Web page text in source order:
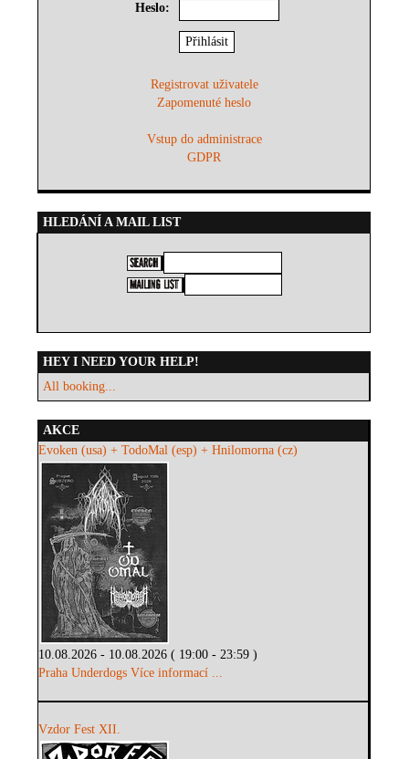
Heslo:
Registrovat uživatele
Zapomenuté heslo
Vstup do administrace
GDPR
HLEDÁNÍ A MAIL LIST
HEY I NEED YOUR HELP!
All booking...
AKCE
Evoken (usa) + TodoMal (esp) + Hnilomorna (cz)
10.08.2026 - 10.08.2026 ( 19:00 - 23:59 )
Praha Underdogs Více informací ...
Vzdor Fest XII.